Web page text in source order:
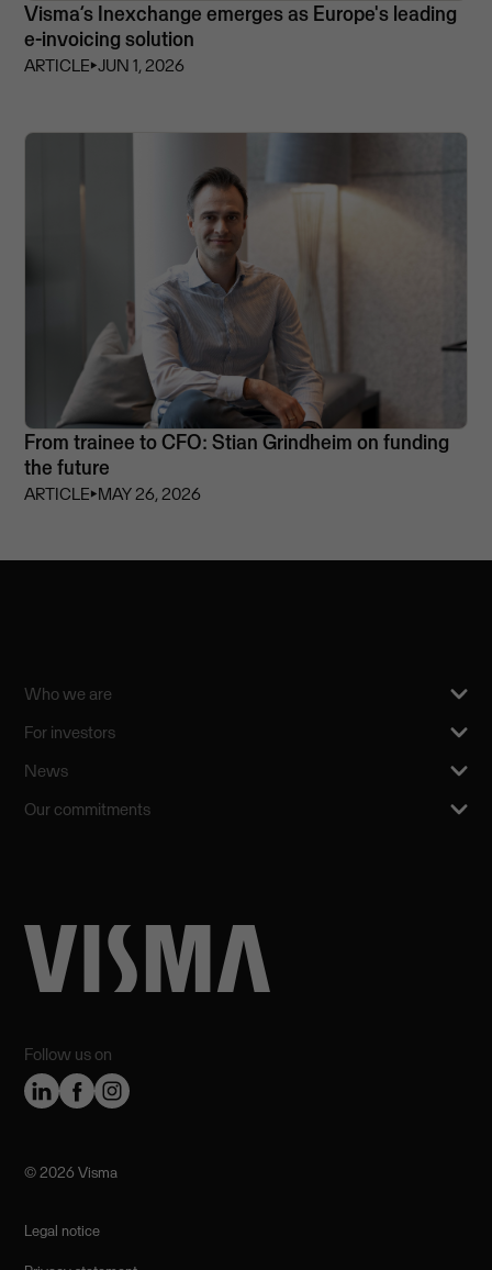
Visma’s Inexchange emerges as Europe's leading
e-invoicing solution
ARTICLE⏵JUN 1, 2026
From trainee to CFO: Stian Grindheim on funding
the future
ARTICLE⏵MAY 26, 2026
Follow us on
Who we are
For investors
News
Our commitments
©️ 2026 Visma
Legal notice